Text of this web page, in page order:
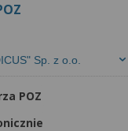
Sp. z o.o.
POZ